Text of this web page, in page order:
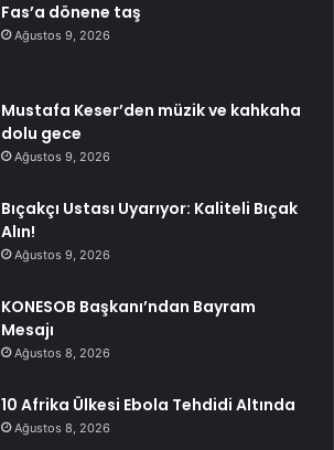
Fas’a dönene taş
Ağustos 9, 2026
Mustafa Keser’den müzik ve kahkaha
dolu gece
Ağustos 9, 2026
Bıçakçı Ustası Uyarıyor: Kaliteli Bıçak
Alın!
Ağustos 9, 2026
KONESOB Başkanı’ndan Bayram
Mesajı
Ağustos 8, 2026
10 Afrika Ülkesi Ebola Tehdidi Altında
Ağustos 8, 2026